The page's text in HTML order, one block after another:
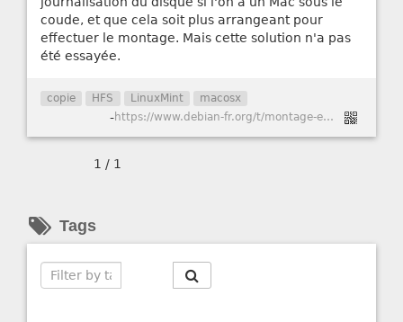
coude, et que cela soit plus arrangeant pour
effectuer le montage. Mais cette solution n'a pas
été essayée.
copie HFS LinuxMint macosx
- https://www.debian-fr.org/t/montage-en-ecriture-dune-partition-mac-hfs-sous-jessie/62156
1 / 1
Tags